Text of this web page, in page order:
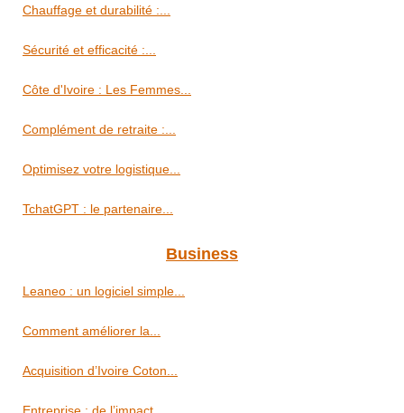
Chauffage et durabilité :...
Sécurité et efficacité :...
Côte d'Ivoire : Les Femmes...
Complément de retraite :...
Optimisez votre logistique...
TchatGPT : le partenaire...
Business
Leaneo : un logiciel simple...
Comment améliorer la...
Acquisition d’Ivoire Coton...